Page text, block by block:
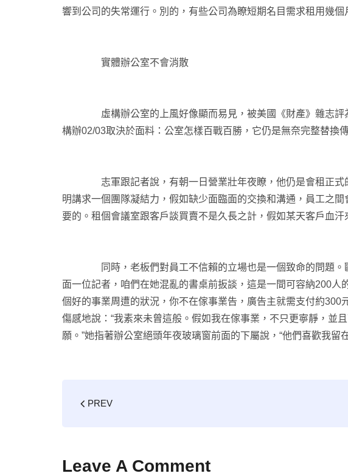
響到公司的失常運行。別的，有些公司為瞭短期名目需求租用幾個
實體辦公室不會消散
虛構辦公室的上風好像顯而易見，被美國《財產》雜志評為
構辦02/03取決於面料：公室怎樣百戰百勝，它仍是無奈完整替換
志軍跟記者說，有朝一日營業壯年夜瞭，他仍是會租正式的
明講求一個團隊凝結力，假如缺少面臨面的交換和溝通，員工之
要的。租個會議室跟客戶談買賣不是久長之計，假如某天客戶血
同時，老板們對員工不信賴的立場也是一個致命的問題。歐
面一位記者，咱們在她混亂的書桌前扳談，這是一間可容納200
個好的事業周遭的狀況，你不在傢事業告，廣告主就需支付約
傷感地說：“我素來未曾這般。假如我在傢事業，不只更寧靜，並
願。”她指著辦公室絕頭年夜玻璃窗前面的下屬說，“他們喜歡我留
PREV
Leave A Comment